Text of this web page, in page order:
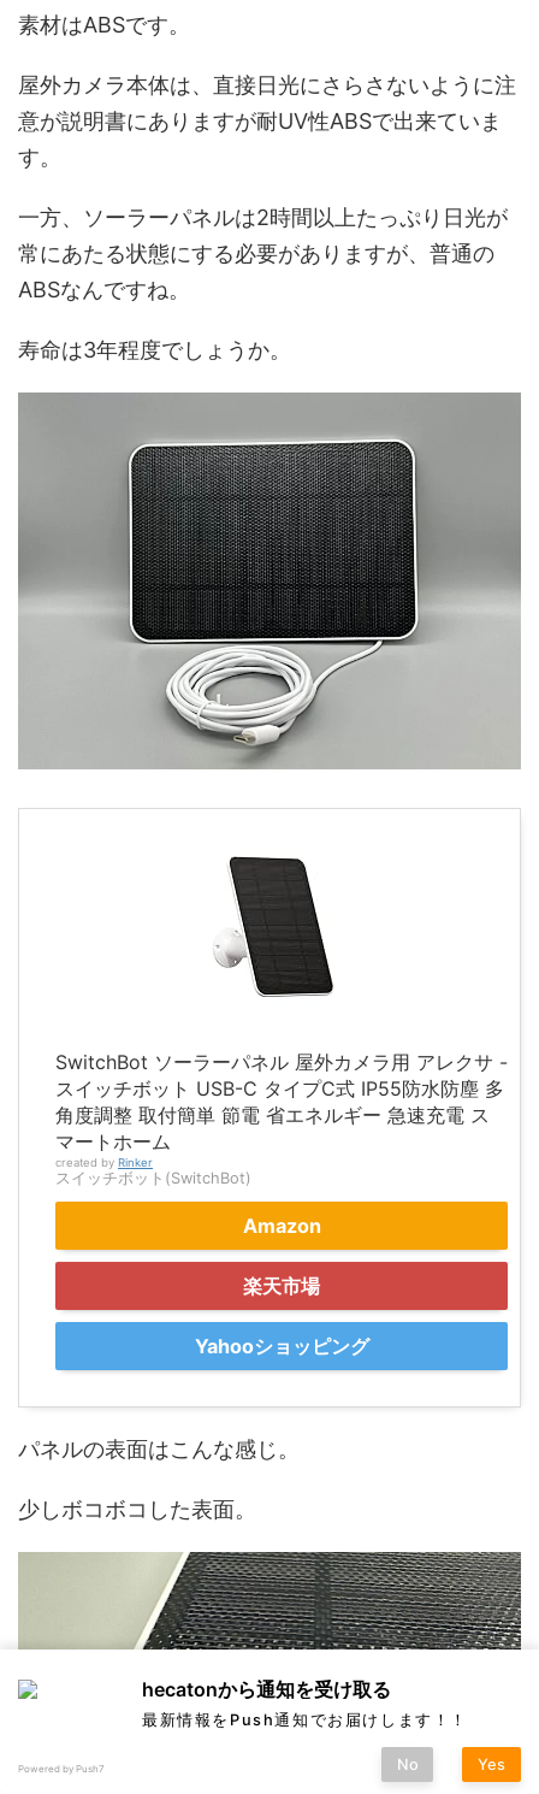
素材はABSです。
屋外カメラ本体は、直接日光にさらさないように注
意が説明書にありますが耐UV性ABSで出来ていま
す。
一方、ソーラーパネルは2時間以上たっぷり日光が
常にあたる状態にする必要がありますが、普通の
ABSなんですね。
寿命は3年程度でしょうか。
SwitchBot ソーラーパネル 屋外カメラ用 アレクサ -
スイッチボット USB-C タイプC式 IP55防水防塵 多
角度調整 取付簡単 節電 省エネルギー 急速充電 ス
マートホーム
created by Rinker
スイッチボット(SwitchBot)
Amazon
楽天市場
Yahooショッピング
パネルの表面はこんな感じ。
少しボコボコした表面。
hecatonから通知を受け取る
最新情報をPush通知でお届けします！！
Powered by Push7 No Yes